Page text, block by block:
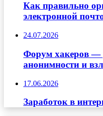
Как правильно
электронной
24.07.2026
Форум хакеров —
анонимности и
17.06.2026
Заработок в